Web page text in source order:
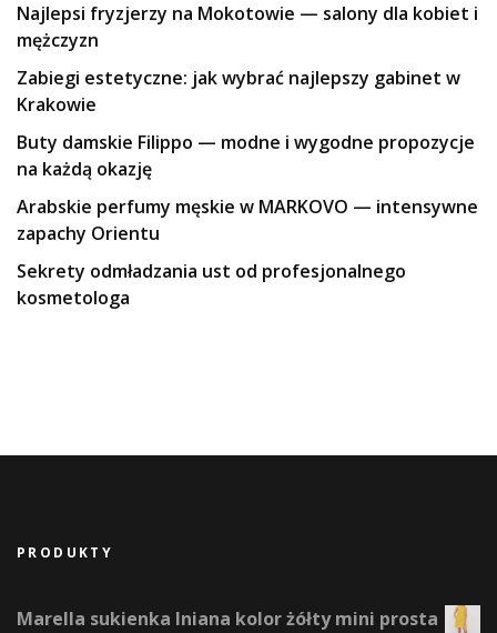
Najlepsi fryzjerzy na Mokotowie — salony dla kobiet i
mężczyzn
Zabiegi estetyczne: jak wybrać najlepszy gabinet w
Krakowie
Buty damskie Filippo — modne i wygodne propozycje
na każdą okazję
Arabskie perfumy męskie w MARKOVO — intensywne
zapachy Orientu
Sekrety odmładzania ust od profesjonalnego
kosmetologa
PRODUKTY
Marella sukienka lniana kolor żółty mini prosta